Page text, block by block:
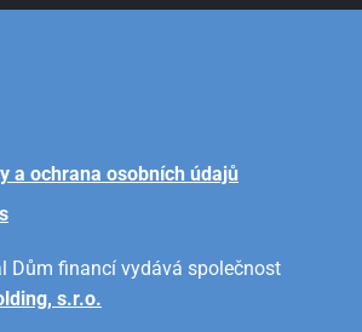
a ochrana osobních údajů
Dům financí vydává společnost
s.r.o.